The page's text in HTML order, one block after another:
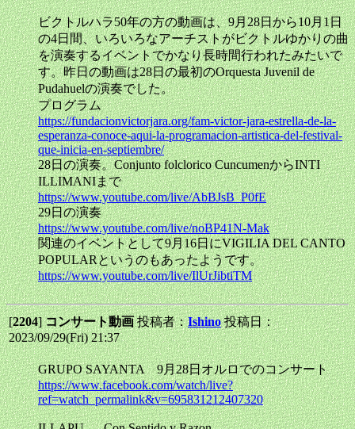
ビクトルハラ50年の方の動画は、9月28日から10月1日
の4日間、いろいろなアーチストがビクトルゆかりの曲
を演奏するイベントでかなり長時間行われたみたいで
す。昨日の動画は28日の最初のOrquesta Juvenil de
Pudahuelの演奏でした。
プログラム
https://fundacionvictorjara.org/fam-victor-jara-estrella-de-la-
esperanza-conoce-aqui-la-programacion-artistica-del-festival-
que-inicia-en-septiembre/
28日の演奏。Conjunto folclorico CuncumenからINTI
ILLIMANIまで
https://www.youtube.com/live/AbBJsB_P0fE
29日の演奏
https://www.youtube.com/live/noBP41N-Mak
関連のイベントとして9月16日にVIGILIA DEL CANTO
POPULARというのもあったようです。
https://www.youtube.com/live/IlUrJibtiTM
[2204]コンサート動画投稿者：Ishino 投稿日：
2023/09/29(Fri) 21:37
GRUPO SAYANTA 9月28日オルロでのコンサート
https://www.facebook.com/watch/live?
ref=watch_permalink&v=695831212407320